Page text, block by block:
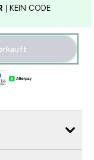
| KEIN CODE